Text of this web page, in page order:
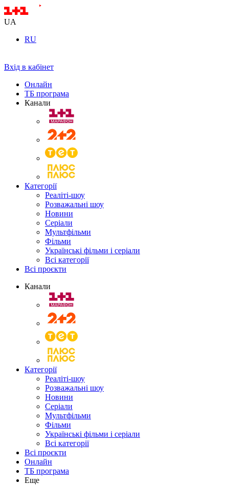
UA
RU
Вхід в кабінет
Онлайн
ТБ програма
Канали
Категорії
Реаліті-шоу
Розважальні шоу
Новини
Серіали
Мультфільми
Фільми
Українські фільми і серіали
Всі категорії
Всі проєкти
Канали
Категорії
Реаліті-шоу
Розважальні шоу
Новини
Серіали
Мультфільми
Фільми
Українські фільми і серіали
Всі категорії
Всі проєкти
Онлайн
ТБ програма
Еще